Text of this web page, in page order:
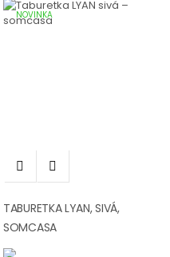
NOVINKA
 
TABURETKA LYAN, SIVÁ,
SOMCASA